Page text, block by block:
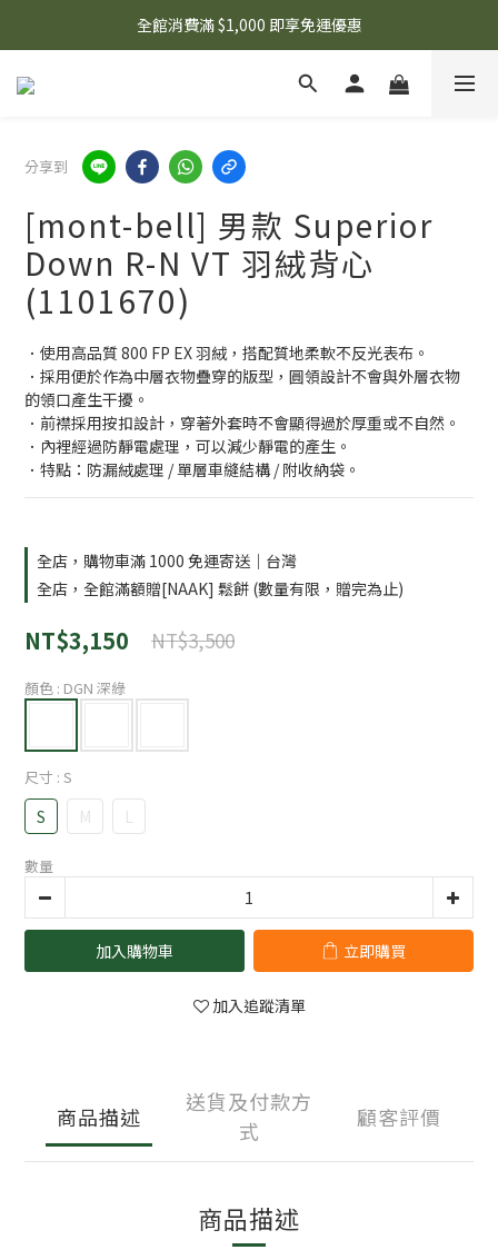
🌟 想知道現在有什麼優惠嗎？ 點擊查看最新優惠！
全館消費滿 $1,000 即享免運優惠
🌟 想知道現在有什麼優惠嗎？ 點擊查看最新優惠！
分享到
[mont-bell] 男款 Superior
Down R-N VT 羽絨背心
(1101670)
．使用高品質 800 FP EX 羽絨，搭配質地柔軟不反光表布。
．採用便於作為中層衣物疊穿的版型，圓領設計不會與外層衣物
的領口產生干擾。
．前襟採用按扣設計，穿著外套時不會顯得過於厚重或不自然。
．內裡經過防靜電處理，可以減少靜電的產生。
．特點：防漏絨處理 / 單層車縫結構 / 附收納袋。
全店，購物車滿 1000 免運寄送｜台灣
全店，全館滿額贈[NAAK] 鬆餅 (數量有限，贈完為止)
NT$3,150 NT$3,500
顏色 : DGN 深綠
尺寸 : S
S M L
數量
加入購物車 立即購買
加入追蹤清單
商品描述
送貨及付款方
式
顧客評價
商品描述